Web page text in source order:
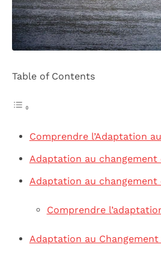
Table of Contents
Comprendre l’Adaptation
Adaptation au
Adaptation au
Comprendre
Adaptation au